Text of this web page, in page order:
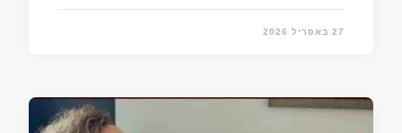
27 באפריל 2026